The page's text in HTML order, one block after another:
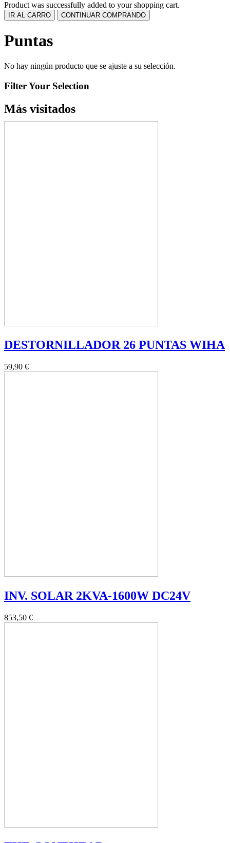
Product was successfully added to your shopping cart.
IR AL CARRO CONTINUAR COMPRANDO
Puntas
No hay ningún producto que se ajuste a su selección.
Filter Your Selection
Más visitados
DESTORNILLADOR 26 PUNTAS WIHA
59,90 €
INV. SOLAR 2KVA-1600W DC24V
853,50 €